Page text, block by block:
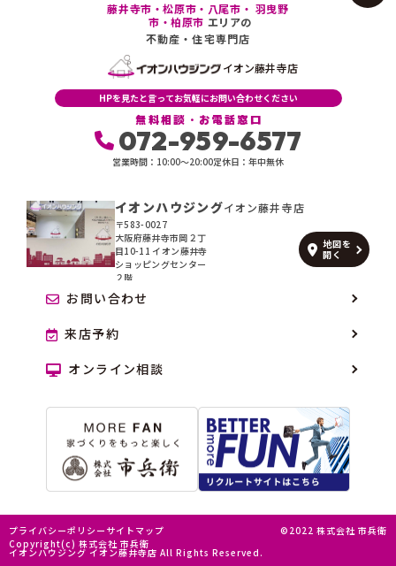
藤井寺市・松原市・八尾市・ 羽曳野
市・柏原市 エリアの
不動産・住宅専門店
イオン藤井寺店
HPを見たと言ってお気軽にお問い合わせください
無料相談・お電話窓口
072-959-6577
営業時間：10:00〜20:00定休日：年中無休
イオンハウジングイオン藤井寺店
〒583-0027
大阪府藤井寺市岡２丁
目10-11 イオン藤井寺
ショッピングセンター
２階
地図を
開く
お問い合わせ
来店予約
オンライン相談
プライバシーポリシー サイトマップ
©2022 株式会社 市兵衛
Copyright(c) 株式会社 市兵衛
イオンハウジング イオン藤井寺店 All Rights Reserved.